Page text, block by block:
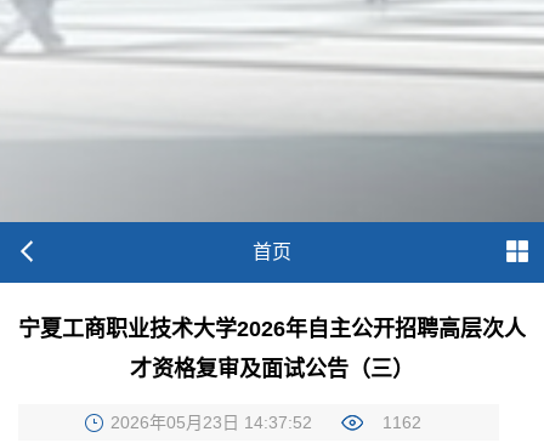
首页
宁夏工商职业技术大学2026年自主公开招聘高层次人
才资格复审及面试公告（三）
2026年05月23日 14:37:52 1162